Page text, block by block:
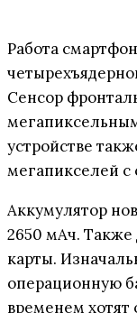
Работа
Сенсор
устройстве
мегапикселей с
Аккумулятор
2650 мАч. Также
карты.
операционную
временем хотят